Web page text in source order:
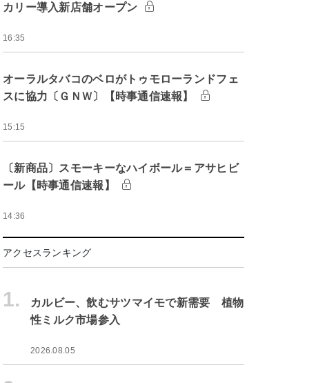
カリー導入新店舗オープン
16:35
オーラルタバコのベロがトゥモローランドフェ
スに協力〔ＧＮＷ〕【時事通信速報】
15:15
〔新商品〕スモーキーなハイボール＝アサヒビ
ール【時事通信速報】
14:36
アクセスランキング
1.
カルビー、飲むサツマイモで新需要 植物
性ミルク市場参入
2026.08.05